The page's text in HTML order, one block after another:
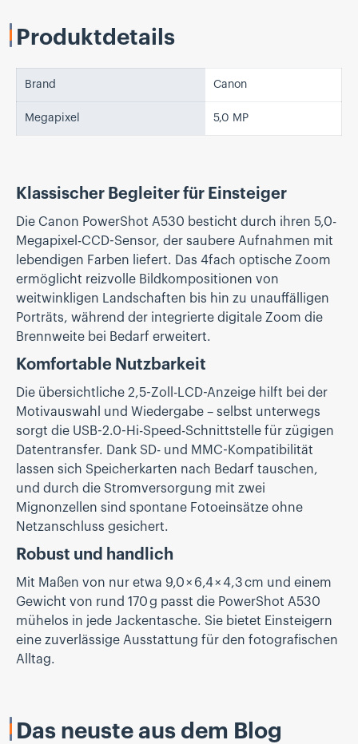
Produktdetails
Brand Canon
Megapixel 5,0 MP
Klassischer Begleiter für Einsteiger
Die Canon PowerShot A530 besticht durch ihren 5,0-
Megapixel-CCD-Sensor, der saubere Aufnahmen mit
lebendigen Farben liefert. Das 4fach optische Zoom
ermöglicht reizvolle Bildkompositionen von
weitwinkligen Landschaften bis hin zu unauffälligen
Porträts, während der integrierte digitale Zoom die
Brennweite bei Bedarf erweitert.
Komfortable Nutzbarkeit
Die übersichtliche 2,5-Zoll-LCD-Anzeige hilft bei der
Motivauswahl und Wiedergabe – selbst unterwegs
sorgt die USB-2.0-Hi-Speed-Schnittstelle für zügigen
Datentransfer. Dank SD- und MMC-Kompatibilität
lassen sich Speicherkarten nach Bedarf tauschen,
und durch die Stromversorgung mit zwei
Mignonzellen sind spontane Fotoeinsätze ohne
Netzanschluss gesichert.
Robust und handlich
Mit Maßen von nur etwa 9,0 × 6,4 × 4,3 cm und einem
Gewicht von rund 170 g passt die PowerShot A530
mühelos in jede Jackentasche. Sie bietet Einsteigern
eine zuverlässige Ausstattung für den fotografischen
Alltag.
Das neuste aus dem Blog